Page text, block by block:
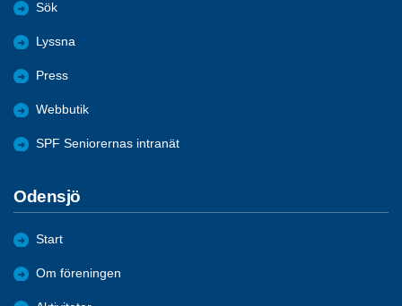
Sök
Lyssna
Press
Webbutik
SPF Seniorernas intranät
Odensjö
Start
Om föreningen